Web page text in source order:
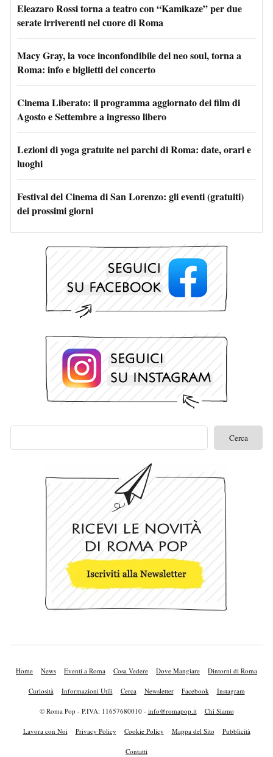
Eleazaro Rossi torna a teatro con “Kamikaze” per due
serate irriverenti nel cuore di Roma
Macy Gray, la voce inconfondibile del neo soul, torna a
Roma: info e biglietti del concerto
Cinema Liberato: il programma aggiornato dei film di
Agosto e Settembre a ingresso libero
Lezioni di yoga gratuite nei parchi di Roma: date, orari e
luoghi
Festival del Cinema di San Lorenzo: gli eventi (gratuiti)
dei prossimi giorni
Home News Eventi a Roma Cosa Vedere Dove Mangiare Dintorni di Roma
Curiosità Informazioni Utili Cerca Newsletter Facebook Instagram
© Roma Pop - P.IVA: 11657680010 - info@romapop.it Chi Siamo
Lavora con Noi Privacy Policy Cookie Policy Mappa del Sito Pubblicità
Contatti